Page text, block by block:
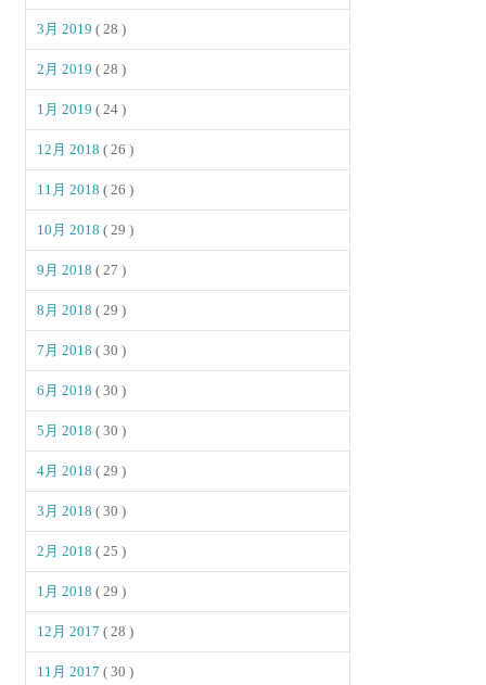
3月 2019( 28 )
2月 2019( 28 )
1月 2019( 24 )
12月 2018( 26 )
11月 2018( 26 )
10月 2018( 29 )
9月 2018( 27 )
8月 2018( 29 )
7月 2018( 30 )
6月 2018( 30 )
5月 2018( 30 )
4月 2018( 29 )
3月 2018( 30 )
2月 2018( 25 )
1月 2018( 29 )
12月 2017( 28 )
11月 2017( 30 )